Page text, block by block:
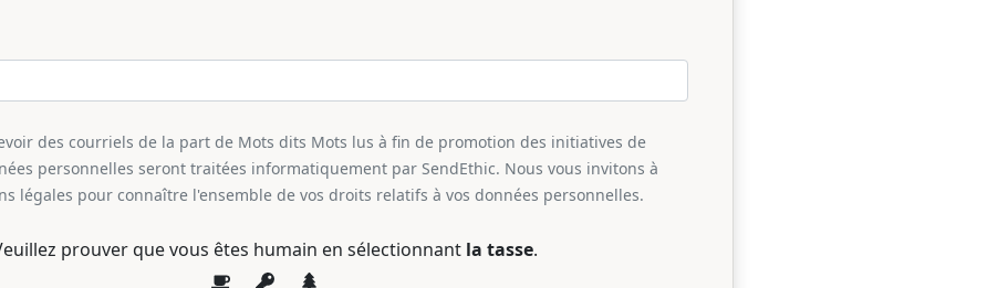
des courriels de la part de Mots dits Mots lus à fin de promotion des initiatives de
personnelles seront traitées informatiquement par SendEthic. Nous vous invitons à
légales pour connaître l'ensemble de vos droits relatifs à vos données personnelles.
prouver que vous êtes humain en sélectionnantla tasse.